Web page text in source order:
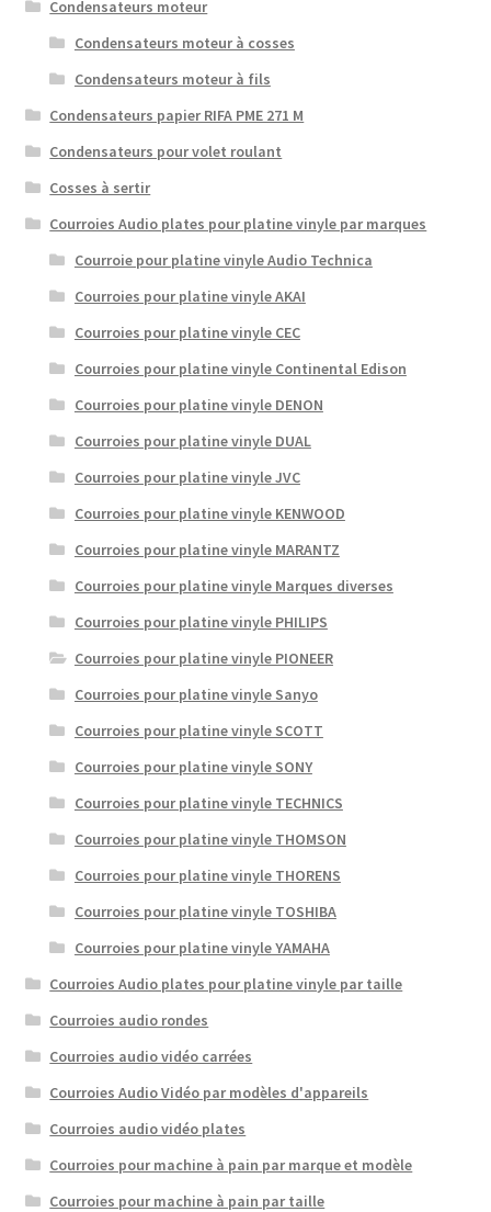
Condensateurs moteur
Condensateurs moteur à cosses
Condensateurs moteur à fils
Condensateurs papier RIFA PME 271 M
Condensateurs pour volet roulant
Cosses à sertir
Courroies Audio plates pour platine vinyle par marques
Courroie pour platine vinyle Audio Technica
Courroies pour platine vinyle AKAI
Courroies pour platine vinyle CEC
Courroies pour platine vinyle Continental Edison
Courroies pour platine vinyle DENON
Courroies pour platine vinyle DUAL
Courroies pour platine vinyle JVC
Courroies pour platine vinyle KENWOOD
Courroies pour platine vinyle MARANTZ
Courroies pour platine vinyle Marques diverses
Courroies pour platine vinyle PHILIPS
Courroies pour platine vinyle PIONEER
Courroies pour platine vinyle Sanyo
Courroies pour platine vinyle SCOTT
Courroies pour platine vinyle SONY
Courroies pour platine vinyle TECHNICS
Courroies pour platine vinyle THOMSON
Courroies pour platine vinyle THORENS
Courroies pour platine vinyle TOSHIBA
Courroies pour platine vinyle YAMAHA
Courroies Audio plates pour platine vinyle par taille
Courroies audio rondes
Courroies audio vidéo carrées
Courroies Audio Vidéo par modèles d'appareils
Courroies audio vidéo plates
Courroies pour machine à pain par marque et modèle
Courroies pour machine à pain par taille